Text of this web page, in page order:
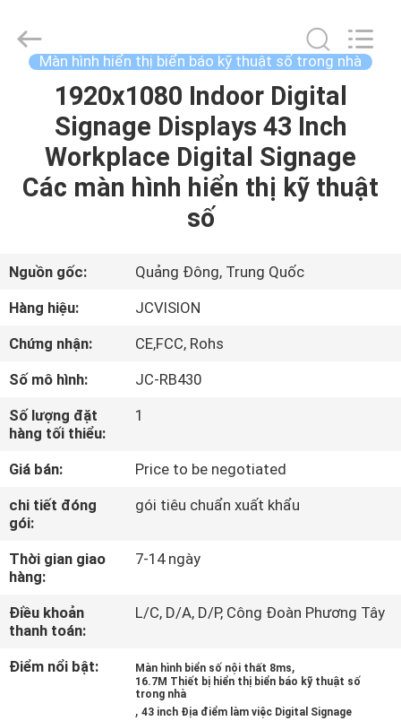
SẢN
PHẨM
CHÚNG
TÔI
THAM
QUAN
NHÀ
MÁY
KIỂM
SOÁT
CHẤT
LƯỢNG
LIÊN
Shenzhen
Junction
Interactive
Technology
Màn hình hiển thị biển báo kỹ thuật số trong nhà
1920x1080 Indoor Digital
Signage Displays 43 Inch
Workplace Digital Signage
Các màn hình hiển thị kỹ thuật
số
Nguồn gốc:
Quảng Đông, Trung Quốc
Hàng hiệu:
JCVISION
Chứng nhận:
CE,FCC, Rohs
Số mô hình:
JC-RB430
Số lượng đặt
hàng tối thiểu:
1
Giá bán:
Price to be negotiated
chi tiết đóng
gói:
gói tiêu chuẩn xuất khẩu
Thời gian giao
hàng:
7-14 ngày
Điều khoản
thanh toán:
L/C, D/A, D/P, Công Đoàn Phương Tây
Điểm nổi bật: Màn hình biển số nội thất 8ms,
16.7M Thiết bị hiển thị biển báo kỹ thuật số
trong nhà
,43 inch Địa điểm làm việc Digital Signage